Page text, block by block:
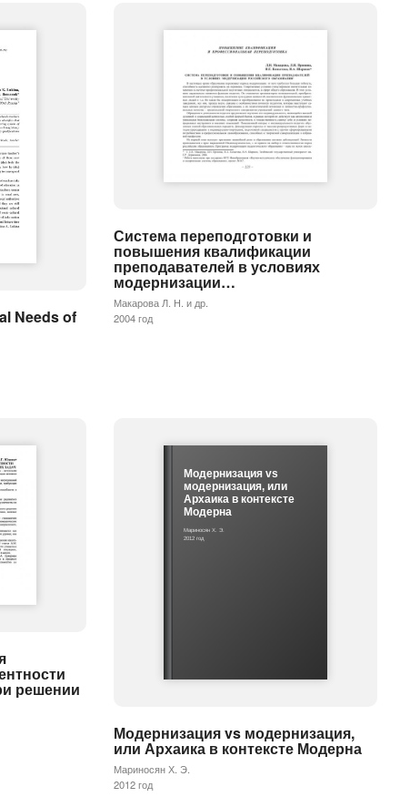
Needs of
Система переподготовки и
повышения квалификации
преподавателей в условиях
модернизации…
Макарова Л. Н. и др.
2004 год
решении
Модернизация vs
модернизация, или
Архаика в контексте
Модерна
Мариносян Х. Э.
2012 год
Модернизация vs модернизация,
или Архаика в контексте Модерна
Мариносян Х. Э.
2012 год